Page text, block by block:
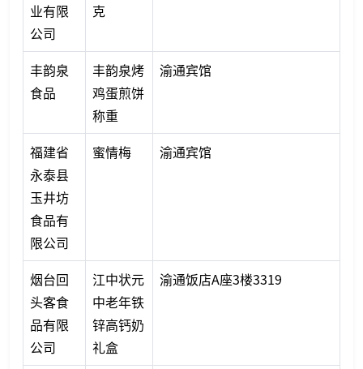
业有限
公司
克
丰韵泉
食品
丰韵泉烤
鸡蛋煎饼
称重
渝通宾馆
福建省
永泰县
玉井坊
食品有
限公司
蜜情梅 渝通宾馆
烟台回
头客食
品有限
公司
江中状元
中老年铁
锌高钙奶
礼盒
渝通饭店A座3楼3319